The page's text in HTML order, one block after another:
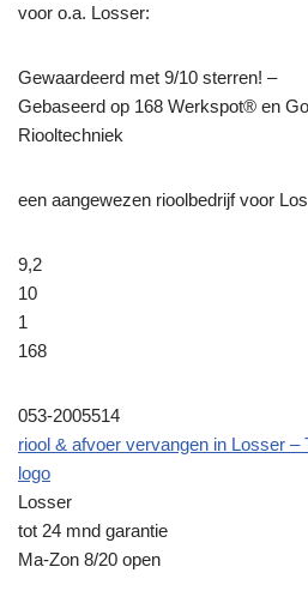
voor o.a. Losser:
Gewaardeerd met 9/10 sterren! –
Gebaseerd op 168 Werkspot® en
Riooltechniek
een aangewezen rioolbedrijf voor
9,2
10
1
168
053-2005514
riool & afvoer vervangen in Losser –
logo
Losser
tot 24 mnd garantie
Ma-Zon 8/20 open